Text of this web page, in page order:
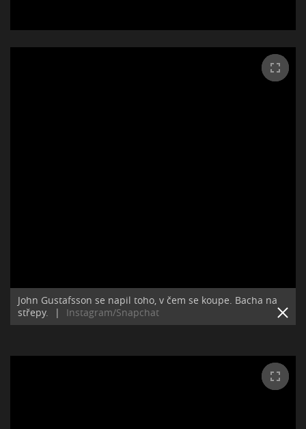
John Gustafsson se napil toho, v čem se koupe. Bacha na
střepy.
| Instagram/Snapchat